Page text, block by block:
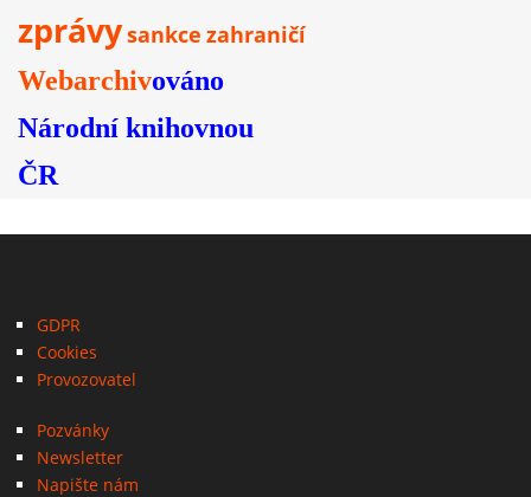
zprávysankce zahraničí
Webarchivováno
Národní knihovnou
ČR
GDPR
Cookies
Provozovatel
Pozvánky
Newsletter
Napište nám